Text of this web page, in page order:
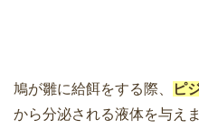
鳩が雛に給餌をする際、 ピ
から分泌される液体を与えま